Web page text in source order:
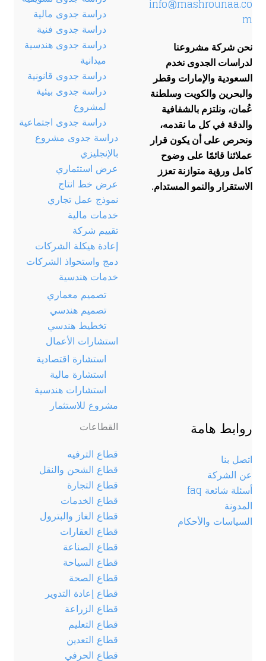
info@mashrounaa.co
m
نحن شركة مشروعنا
لدراسات الجدوى نخدم
السعودية والإمارات وقطر
والبحرين والكويت وسلطنة
عُمان، ونلتزم بالشفافية
والدقة في كل ما نقدمه،
ونحرص على أن يكون قرار
عملائنا قائمًا على وضوح
كامل ورؤية متوازنة تعزز
الاستقرار والنمو المستدام.
دراسة جدوى مالية
دراسة جدوى فنية
دراسة جدوى هندسية
ميدانية
دراسة جدوى قانونية
دراسة جدوى بيئية
لمشروع
دراسة جدوى اجتماعية
دراسة جدوى مشروع
بالإنجليزي
عرض استثماري
عرض خط انتاج
نموذج عمل تجاري
خدمات مالية
تقييم شركة
إعادة هيكلة الشركات
دمج واستحواذ الشركات
خدمات هندسية
تصميم معماري
تصميم هندسي
تخطيط هندسي
استشارات الأعمال
استشارة اقتصادية
استشارة مالية
استشارات هندسية
مشروع للاستثمار
روابط هامة
اتصل بنا
عن الشركة
أسئلة شائعة faq
المدونة
السياسات والأحكام
القطاعات
قطاع الترفيه
قطاع الشحن والنقل
قطاع التجارة
قطاع الخدمات
قطاع الغاز والبترول
قطاع العقارات
قطاع الصناعة
قطاع السياحة
قطاع الصحة
قطاع إعادة التدوير
قطاع الزراعة
قطاع التعليم
قطاع التعدين
قطاع الحرفي